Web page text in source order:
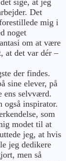
sige, at jeg
Det
mig i
noget
om at være
at det var dér –
der findes.
sine elever, på
ens selvværd.
også inspirator.
som
modet til at
jeg, at hvis
jeg dedikere
men så